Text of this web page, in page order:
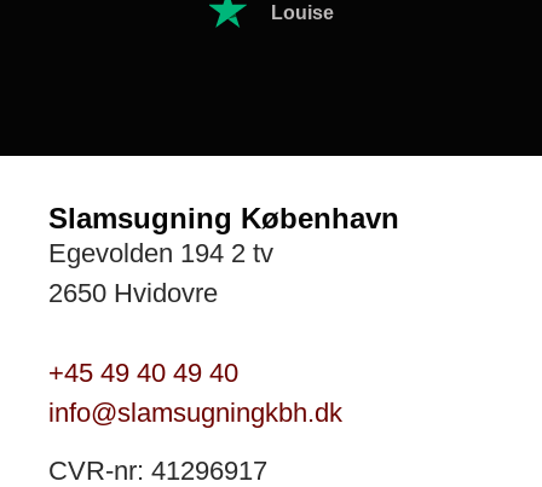
Louise
Slamsugning København
Egevolden 194 2 tv
2650 Hvidovre
+45 49 40 49 40
info@slamsugningkbh.dk
CVR-nr: 41296917